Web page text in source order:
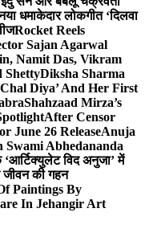
धमाकेदार लोकगीत ‘दिलवा
Rocket Reels
Sajan Agarwal
Namit Das, Vikram
ShettyDiksha Sharma
Diya’ And Her First
Shahzaad Mirza’s
After Censor
June 26 ReleaseAnuja
Abhedananda
विद अनुजा’ में
जीवन की गहन
Paintings By
In Jehangir Art